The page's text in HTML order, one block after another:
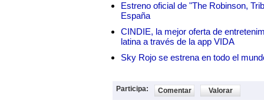
Estreno oficial de "The Robinson,
España
CINDIE, la mejor oferta de
latina a través de la app VIDA
Sky Rojo se estrena en todo el
Participa: Comentar Valorar